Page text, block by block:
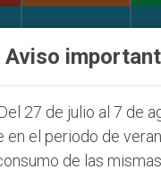
la Juventud Seúl
Aviso
Del 27 de julio al 7 de
en el periodo de
de las